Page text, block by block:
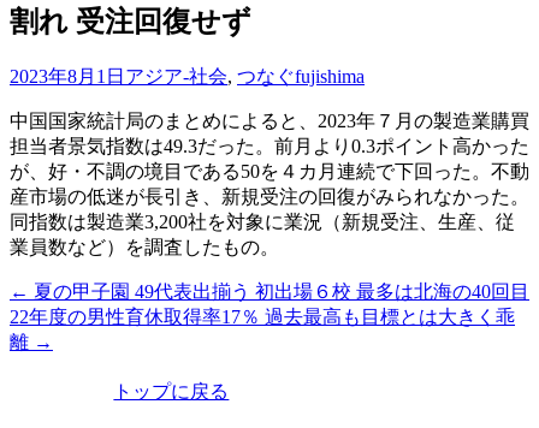
・Home・ ・理 念・ ・沿 革・ ・組織図・ ・会
協同組合Masters／
国土交通省・経済産業省・農林水産省・厚生労働省 認可
Masters組合員ログイン
割れ 受注回復せず
2023年8月1日 アジア-社会, つなぐfujishima
中国国家統計局のまとめによると、2023年７月の製造業購買
担当者景気指数は49.3だった。前月より0.3ポイント高かった
が、好・不調の境目である50を４カ月連続で下回った。不動
産市場の低迷が長引き、新規受注の回復がみられなかった。
同指数は製造業3,200社を対象に業況（新規受注、生産、従
業員数など）を調査したもの。
投
稿
← 夏の甲子園 49代表出揃う 初出場６校 最多は北海の40回目
22年度の男性育休取得率17％ 過去最高も目標とは大きく乖
離 →
トップに戻る